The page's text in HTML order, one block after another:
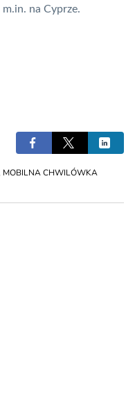
na Cyprze.
MOBILNA CHWILÓWKA